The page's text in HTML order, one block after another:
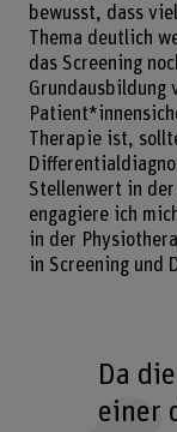
bewusst, dass
Thema deutlich
das Screening
Grundausbildung
Therapie ist,
Stellenwert in der
engagiere ich
in der
in Screening und
Da
einer